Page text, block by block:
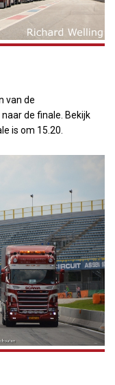
van de
de finale. Bekijk
is om 15.20.